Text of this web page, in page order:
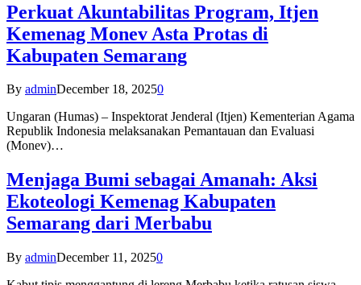
Perkuat Akuntabilitas Program, Itjen
Kemenag Monev Asta Protas di
Kabupaten Semarang
By adminDecember 18, 20250
Ungaran (Humas) – Inspektorat Jenderal (Itjen) Kementerian Agama
Republik Indonesia melaksanakan Pemantauan dan Evaluasi
(Monev)…
Menjaga Bumi sebagai Amanah: Aksi
Ekoteologi Kemenag Kabupaten
Semarang dari Merbabu
By adminDecember 11, 20250